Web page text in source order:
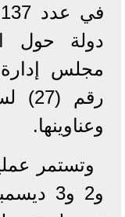
دولة حول
مجلس إدارة
وعناوينها.
و2 و3